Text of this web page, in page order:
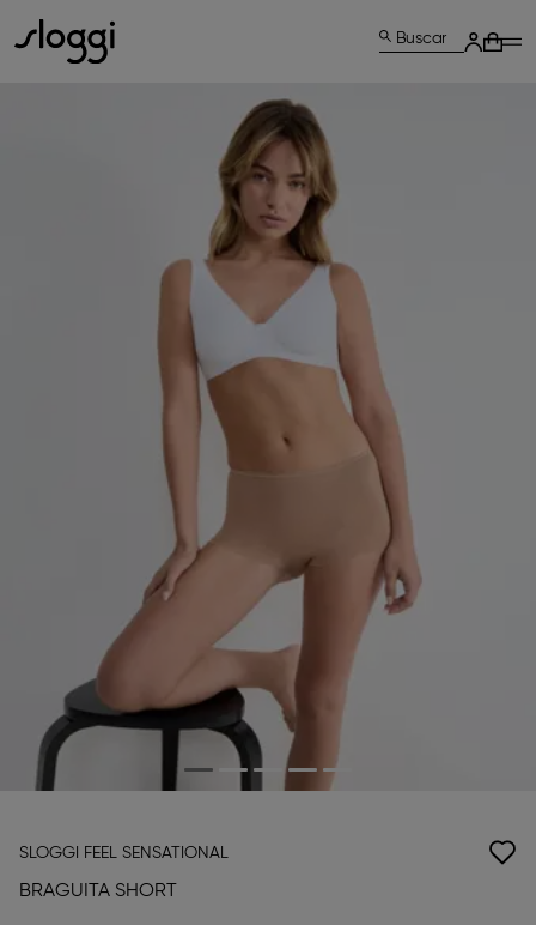
Buscar
SLOGGI FEEL SENSATIONAL
BRAGUITA SHORT